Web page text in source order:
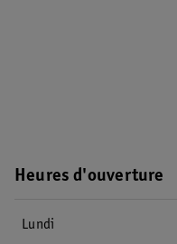
Heures d'ouverture
Lundi